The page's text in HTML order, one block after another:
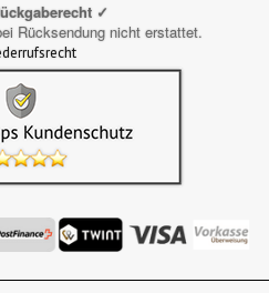
✓
Rücksendung nicht erstattet.